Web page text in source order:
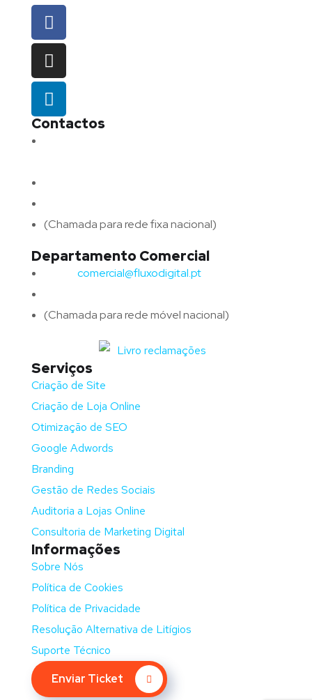
Contactos
(Chamada para rede fixa nacional)
Departamento Comercial
comercial@fluxodigital.pt
(Chamada para rede móvel nacional)
Serviços
Criação de Site
Criação de Loja Online
Otimização de SEO
Google Adwords
Branding
Gestão de Redes Sociais
Auditoria a Lojas Online
Consultoria de Marketing Digital
Informações
Sobre Nós
Política de Cookies
Política de Privacidade
Resolução Alternativa de Litígios
Suporte Técnico
Enviar Ticket